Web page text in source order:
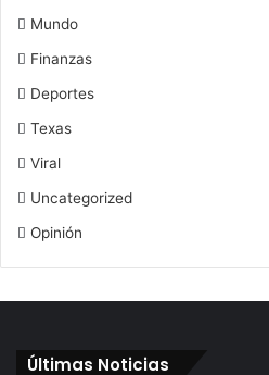
Mundo
Finanzas
Deportes
Texas
Viral
Uncategorized
Opinión
Últimas Noticias